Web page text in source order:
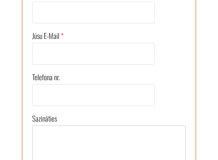
Jūsu E-Mail*
Telefona nr.
Sazināties